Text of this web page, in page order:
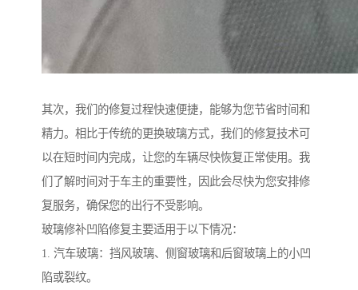
其次，我们的修复过程快速便捷，能够为您节省时间和
精力。相比于传统的更换玻璃方式，我们的修复技术可
以在短时间内完成，让您的车辆尽快恢复正常使用。我
们了解时间对于车主的重要性，因此会尽快为您安排修
复服务，确保您的出行不受影响。
玻璃修补凹陷修复主要适用于以下情况：
1. 汽车玻璃：挡风玻璃、侧窗玻璃和后窗玻璃上的小凹
陷或裂纹。